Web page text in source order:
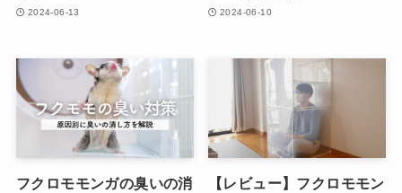
2024-06-13 2024-06-10
フクロモモンガの臭いの消
【レビュー】フクロモモン